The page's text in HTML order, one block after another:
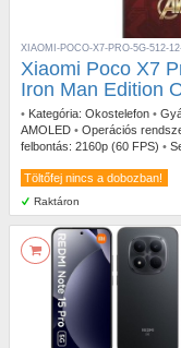
Töltőfej nincs a dobozban!
Raktáron
XIAOMI-POCO-X7-PRO-5G-512-
Xiaomi Poco X7
Iron Man Edition
• Kategória: Okostelefon •
AMOLED • Operációs
felbontás: 2160p (60 FPS) •